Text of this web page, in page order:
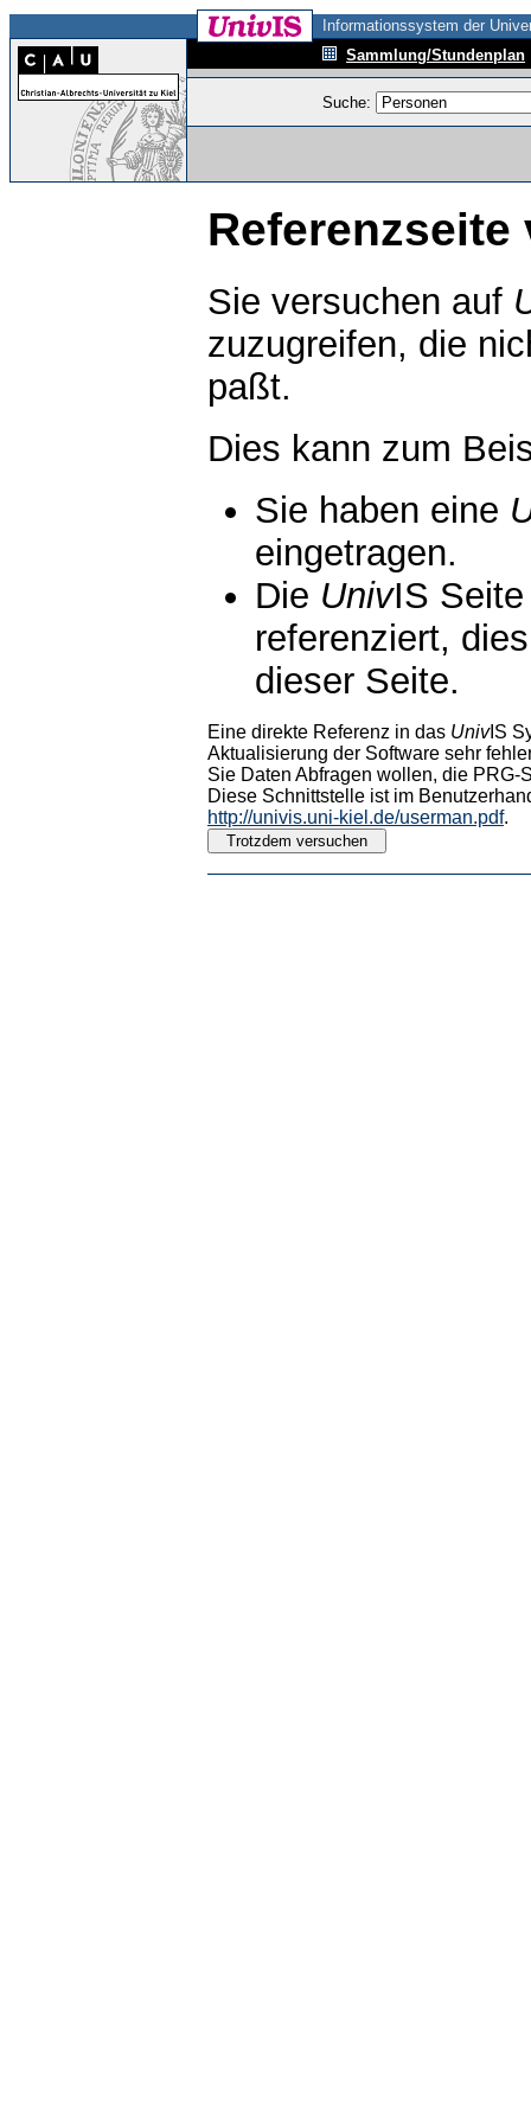
Informationssystem der
Sammlung/Stundenplan
Suche:
Referenzseite
Sie versuchen auf
zuzugreifen, die
paßt.
Dies kann zum
Sie haben eine
eingetragen.
Die UnivIS
referenziert,
dieser Seite.
Eine direkte Referenz in das UnivIS
Aktualisierung der Software sehr
Sie Daten Abfragen wollen, die PRG-
Diese Schnittstelle ist im
http://univis.uni-kiel.de/userman.pdf.